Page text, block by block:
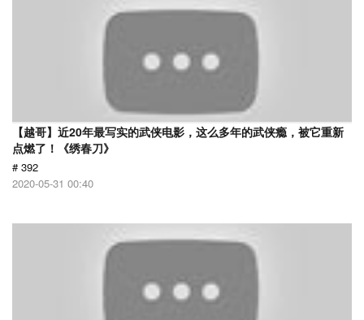
【越哥】近20年最写实的武侠电影，这么多年的武侠瘾，被它重新
点燃了！《绣春刀》
# 392
2020-05-31 00:40